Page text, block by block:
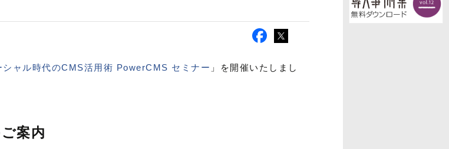
シャル時代のCMS活用術 PowerCMS セミナー 」を開催いたしまし
案内